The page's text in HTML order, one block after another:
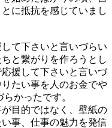
に抵抗を感じていまし
て下さいと言いづらい
と繋がりを作ろうとし
援して下さいと言いづ
たい事を人のお金でや
かったです。
目的ではなく、壁紙の
事、仕事の魅力を発信